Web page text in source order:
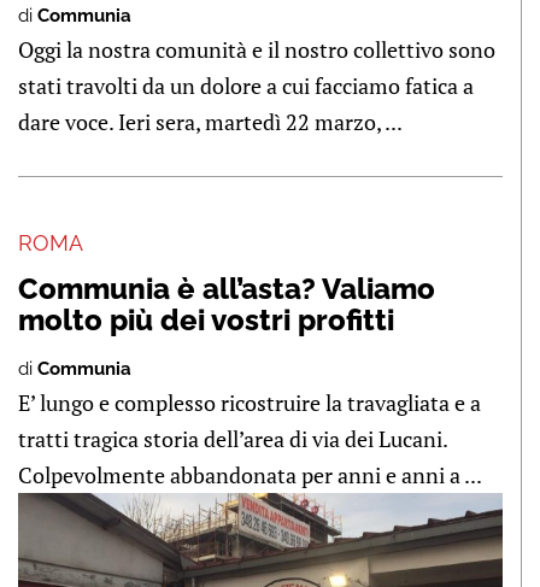
di Communia
Oggi la nostra comunità e il nostro collettivo sono
stati travolti da un dolore a cui facciamo fatica a
dare voce. Ieri sera, martedì 22 marzo, ...
ROMA
Communia è all’asta? Valiamo
molto più dei vostri profitti
di Communia
E’ lungo e complesso ricostruire la travagliata e a
tratti tragica storia dell’area di via dei Lucani.
Colpevolmente abbandonata per anni e anni a ...